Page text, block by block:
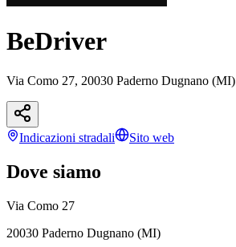
BeDriver
Via Como 27, 20030 Paderno Dugnano (MI)
Indicazioni stradali Sito web
Dove siamo
Via Como 27
20030 Paderno Dugnano (MI)